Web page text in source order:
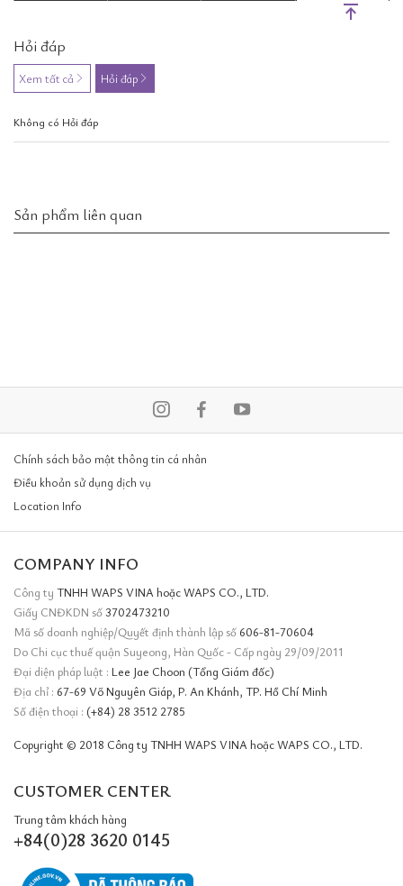
Hỏi đáp
Xem tất cả Hỏi đáp
Không có Hỏi đáp
Sản phẩm liên quan
Chính sách bảo mật thông tin cá nhân
Điều khoản sử dụng dịch vụ
Location Info
COMPANY INFO
Công ty TNHH WAPS VINA hoặc WAPS CO., LTD.
Giấy CNĐKDN số3702473210
Mã số doanh nghiệp/Quyết định thành lập số 606-81-70604
Do Chi cục thuế quận Suyeong, Hàn Quốc - Cấp ngày 29/09/2011
Đại diện pháp luật : Lee Jae Choon (Tổng Giám đốc)
Địa chỉ : 67-69 Võ Nguyên Giáp, P. An Khánh, TP. Hồ Chí Minh
Số điện thoại : (+84) 28 3512 2785
Copyright © 2018 Công ty TNHH WAPS VINA hoặc WAPS CO., LTD.
CUSTOMER CENTER
Trung tâm khách hàng
+84(0)28 3620 0145